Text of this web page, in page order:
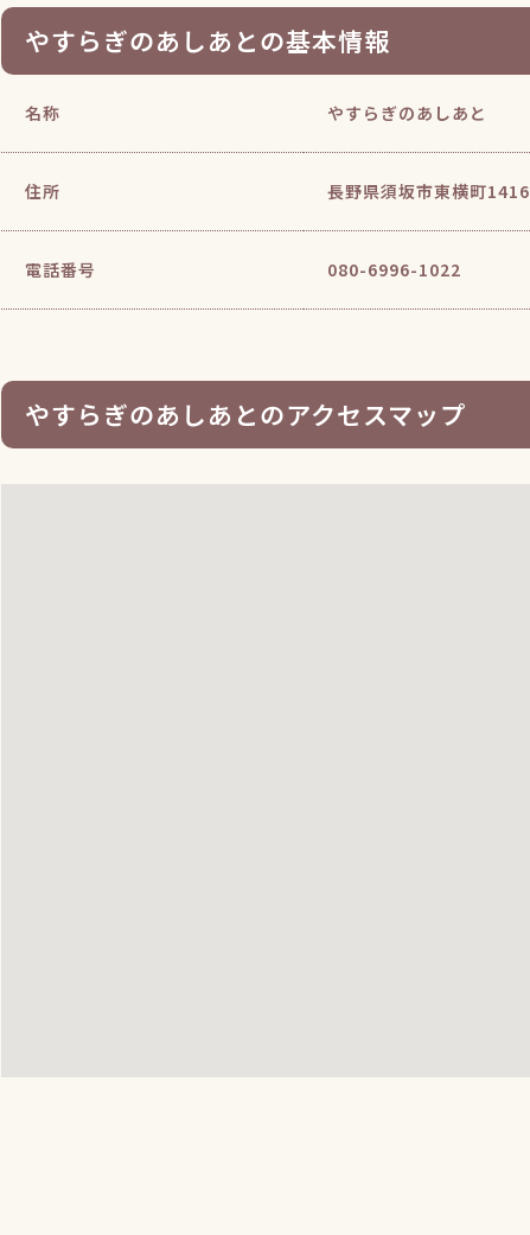
やすらぎのあしあとの基本情報
名称 やすらぎのあしあと
住所 長野県須坂市東横町1416
電話番号 080-6996-1022
やすらぎのあしあとのアクセスマップ